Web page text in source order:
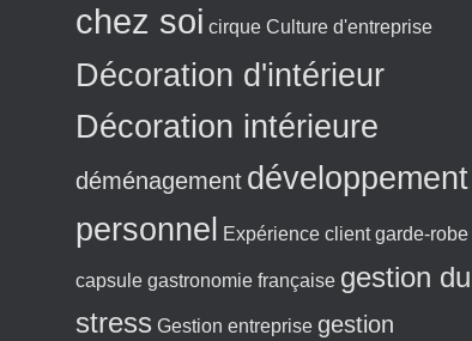
chez soi cirque Culture d'entreprise
Décoration d'intérieur
Décoration intérieure
déménagement développement
personnel
Expérience client garde-robe
capsule gastronomie française gestion du
stress Gestion entreprise gestion